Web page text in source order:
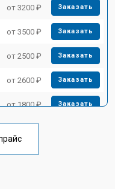
от 3200 ₽ Заказать
от 3500 ₽ Заказать
от 2500 ₽ Заказать
от 2600 ₽ Заказать
от 1800 ₽ Заказать
от 2600 ₽